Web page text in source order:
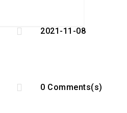
 2021-11-08
 0 Comments(s)